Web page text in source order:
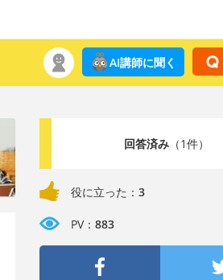
AI講師に聞く
回答済み（1件）
役に立った： 3
PV： 883